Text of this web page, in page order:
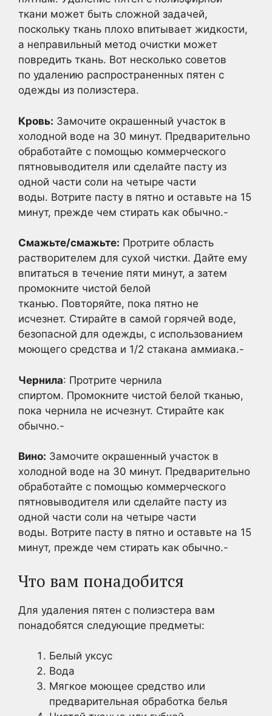
ткани может быть сложной задачей,
поскольку ткань плохо впитывает жидкости,
а неправильный метод очистки может
повредить ткань. Вот несколько советов
по удалению распространенных пятен с
одежды из полиэстера.
Кровь: Замочите окрашенный участок в
холодной воде на 30 минут. Предварительно
обработайте с помощью коммерческого
пятновыводителя или сделайте пасту из
одной части соли на четыре части
воды. Вотрите пасту в пятно и оставьте на 15
минут, прежде чем стирать как обычно.-
Смажьте/смажьте: Протрите область
растворителем для сухой чистки. Дайте ему
впитаться в течение пяти минут, а затем
промокните чистой белой
тканью. Повторяйте, пока пятно не
исчезнет. Стирайте в самой горячей воде,
безопасной для одежды, с использованием
моющего средства и 1/2 стакана аммиака.-
Чернила: Протрите чернила
спиртом. Промокните чистой белой тканью,
пока чернила не исчезнут. Стирайте как
обычно.-
Вино: Замочите окрашенный участок в
холодной воде на 30 минут. Предварительно
обработайте с помощью коммерческого
пятновыводителя или сделайте пасту из
одной части соли на четыре части
воды. Вотрите пасту в пятно и оставьте на 15
минут, прежде чем стирать как обычно.-
Что вам понадобится
Для удаления пятен с полиэстера вам
понадобятся следующие предметы:
Белый уксус
Вода
Мягкое моющее средство или
предварительная обработка белья